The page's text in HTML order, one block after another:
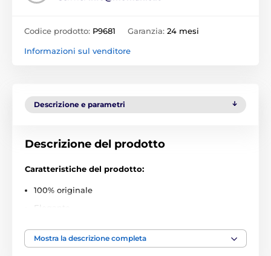
Codice prodotto: P9681 Garanzia: 24 mesi
Informazioni sul venditore
Descrizione e parametri
Descrizione del prodotto
Caratteristiche del prodotto:
100% originale
Elegante
Vestibilità perfetta
Mostra la descrizione completa